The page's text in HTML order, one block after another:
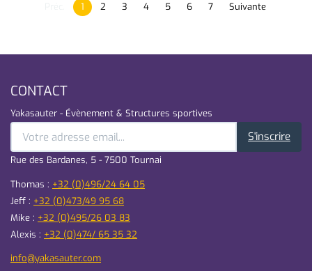
1 2 3 4 5 6 7 Suivante
CONTACT
Yakasauter - Évènement & Structures sportives
S'inscrire
Rue des Bardanes, 5 - 7500 Tournai
Thomas : +32 (0)496/24 64 05
Jeff : +32 (0)473/49 95 68
Mike : +32 (0)495/26 03 83
Alexis : +32 (0)474/ 65 35 32
info@yakasauter.com